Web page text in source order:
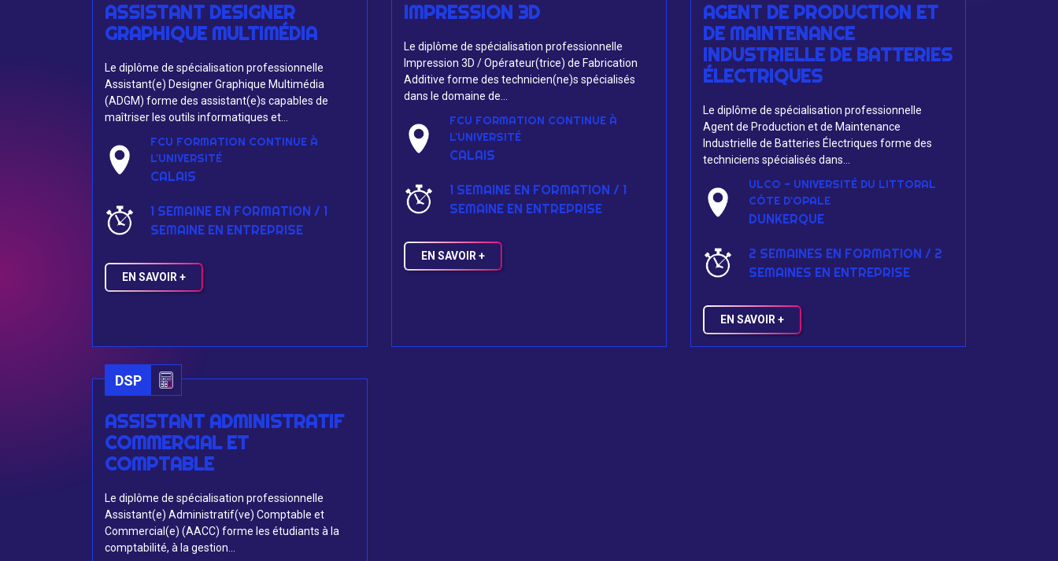
ASSISTANT DESIGNER
GRAPHIQUE MULTIMÉDIA
Le diplôme de spécialisation professionnelle
Assistant(e) Designer Graphique Multimédia
(ADGM) forme des assistant(e)s capables de
maîtriser les outils informatiques et...
FCU FORMATION CONTINUE À
L'UNIVERSITÉ
CALAIS
1 SEMAINE EN FORMATION / 1
SEMAINE EN ENTREPRISE
EN SAVOIR +
IMPRESSION 3D
Le diplôme de spécialisation professionnelle
Impression 3D / Opérateur(trice) de Fabrication
Additive forme des technicien(ne)s spécialisés
dans le domaine de...
FCU FORMATION CONTINUE À
L'UNIVERSITÉ
CALAIS
1 SEMAINE EN FORMATION / 1
SEMAINE EN ENTREPRISE
EN SAVOIR +
AGENT DE PRODUCTION ET
DE MAINTENANCE
INDUSTRIELLE DE BATTERIES
ÉLECTRIQUES
Le diplôme de spécialisation professionnelle
Agent de Production et de Maintenance
Industrielle de Batteries Électriques forme des
techniciens spécialisés dans...
ULCO - UNIVERSITÉ DU LITTORAL
CÔTE D'OPALE
DUNKERQUE
2 SEMAINES EN FORMATION / 2
SEMAINES EN ENTREPRISE
EN SAVOIR +
DSP
ASSISTANT ADMINISTRATIF
COMMERCIAL ET
COMPTABLE
Le diplôme de spécialisation professionnelle
Assistant(e) Administratif(ve) Comptable et
Commercial(e) (AACC) forme les étudiants à la
comptabilité, à la gestion...